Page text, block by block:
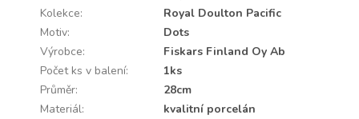
Kolekce:
Royal Doulton Pacific
Motiv:
Dots
Výrobce:
Fiskars Finland Oy Ab
Počet ks v balení:
1ks
Průměr:
28cm
Materiál:
kvalitní porcelán